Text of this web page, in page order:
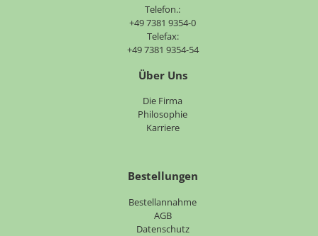
Telefon.:
+49 7381 9354-0
Telefax:
+49 7381 9354-54
Über Uns
Die Firma
Philosophie
Karriere
Bestellungen
Bestellannahme
AGB
Datenschutz